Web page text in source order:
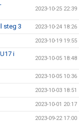
2023-10-25 22:39
steg 3 2023-10-24 18:26
2023-10-19 19:55
i
2023-10-05 18:48
2023-10-05 10:36
2023-10-03 18:51
2023-10-01 20:17
2023-09-22 17:00